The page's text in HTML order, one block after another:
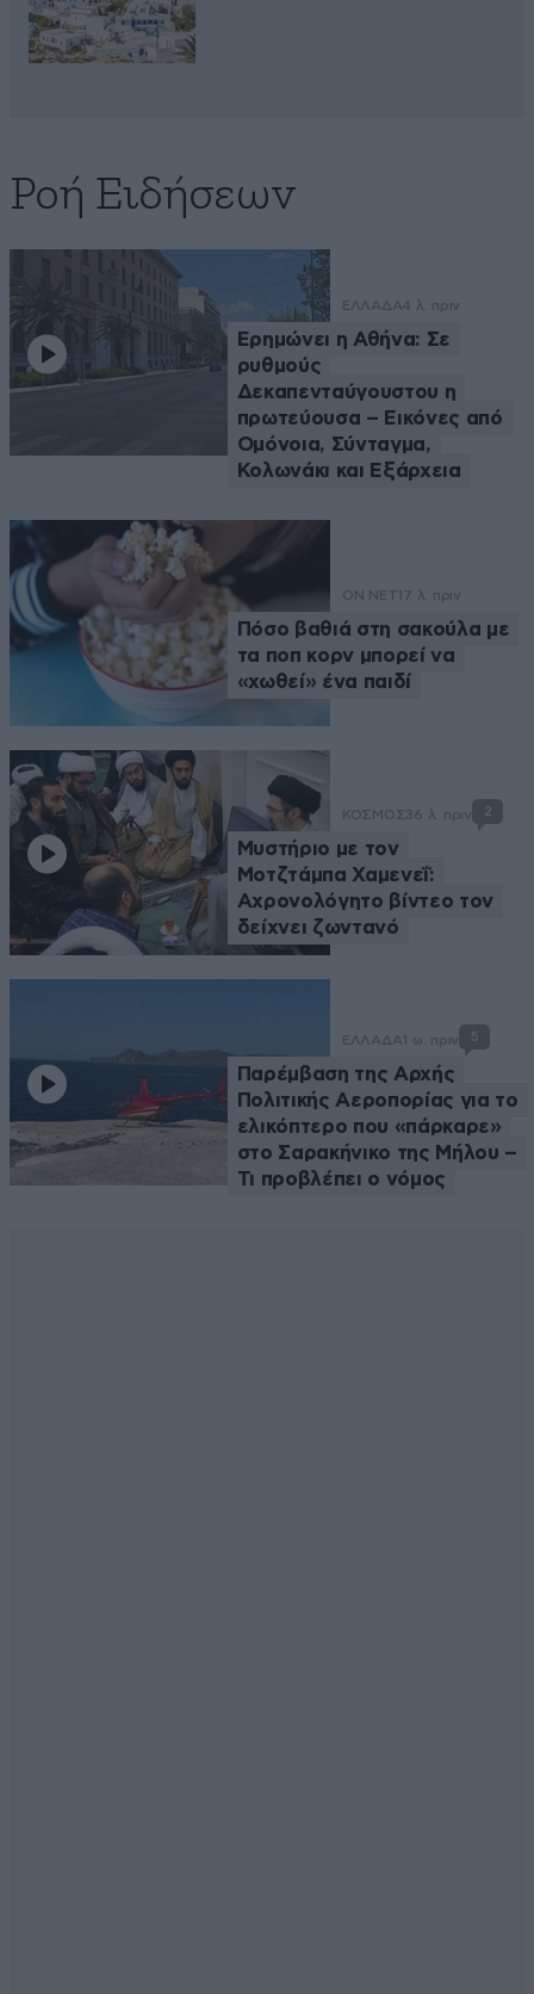
Ροή Ειδήσεων
ΕΛΛΑΔΑ4 λ. πριν
Ερημώνει η Αθήνα: Σε
ρυθμούς
Δεκαπενταύγουστου η
πρωτεύουσα – Εικόνες από
Ομόνοια, Σύνταγμα,
Κολωνάκι και Εξάρχεια
ON NET 17 λ. πριν
Πόσο βαθιά στη σακούλα με
τα ποπ κορν μπορεί να
«χωθεί» ένα παιδί
ΚΟΣΜΟΣ36 λ. πριν 2
Μυστήριο με τον
Μοτζτάμπα Χαμενεΐ:
Αχρονολόγητο βίντεο τον
δείχνει ζωντανό
ΕΛΛΑΔΑ 1 ω. πριν 5
Παρέμβαση της Αρχής
Πολιτικής Αεροπορίας για το
ελικόπτερο που «πάρκαρε»
στο Σαρακήνικο της Μήλου –
Τι προβλέπει ο νόμος